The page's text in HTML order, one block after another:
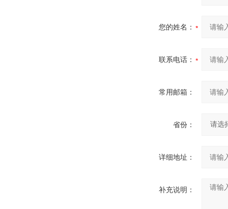
您的姓名：
联系电话：
常用邮箱：
省份：
详细地址：
补充说明：